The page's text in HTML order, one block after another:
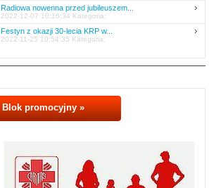
Radiowa nowenna przed jubileuszem...
2022-12-07 10:16:34 Kategoria:
Festyn z okazji 30-lecia KRP w...
2022-11-25 10:54:35 Kategoria:
Blok promocyjny »